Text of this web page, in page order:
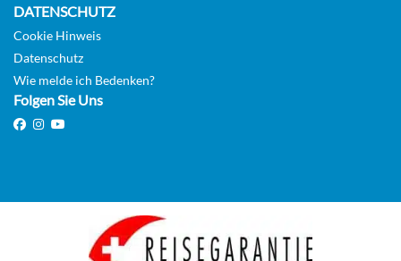
AUSWÄHLEN
Aussenkabine
DATENSCHUTZ
Cookie Hinweis
Datenschutz
Wie melde ich Bedenken?
Folgen Sie Uns